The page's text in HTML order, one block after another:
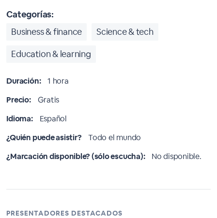
Categorías:
Business & finance
Science & tech
Education & learning
Duración:
1 hora
Precio:
Gratis
Idioma:
Español
¿Quién puede asistir?
Todo el mundo
¿Marcación disponible? (sólo escucha):
No disponible.
PRESENTADORES DESTACADOS